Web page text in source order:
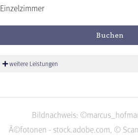
Einzelzimmer
Buchen
weitere Leistungen
Bildnachweis:
Â©fotonen - stock.adobe.com, ©